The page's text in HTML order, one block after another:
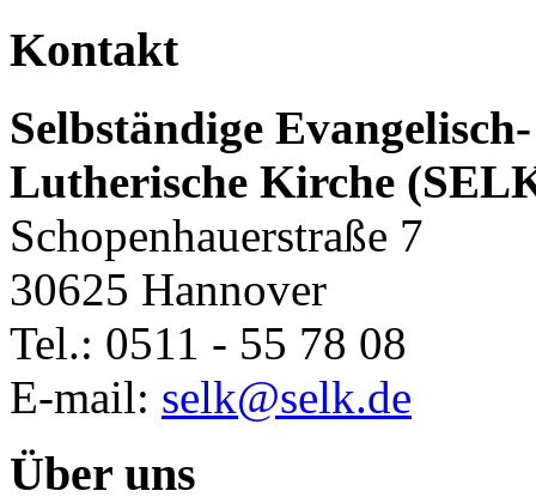
Kontakt
Selbständige Evangelisch-
Lutherische Kirche
Schopenhauerstraße 7
30625 Hannover
Tel.: 0511 - 55 78 08
E-mail: selk@selk.de
Über uns